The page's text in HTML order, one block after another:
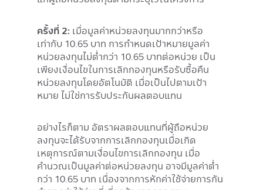
ครั้งที่ 2: เมื่อมูลค่าหน่วยลงทุนมากกว่าหรือ
เท่ากับ 10.65 บาท การกำหนดเป้าหมายมูลค่า
หน่วยลงทุนไม่ต่ำกว่า 10.65 บาทต่อหน่วย เป็น
เพียงเงื่อนไขในการเลิกกองทุนหรือรับซื้อคืน
หน่วยลงทุนโดยอัตโนมัติ เมื่อเป็นไปตามเป้า
หมาย ไม่ใช่การรับประกันผลตอบแทน
อย่างไรก็ตาม อัตราผลตอบแทนที่ผู้ถือหน่วย
ลงทุนจะได้รับจากการเลิกกองทุนเมื่อเกิด
เหตุการณ์ตามเงื่อนไขการเลิกกองทุน เมื่อ
คำนวณเป็นมูลค่าต่อหน่วยลงทุน อาจมีมูลค่าต่ำ
กว่า 10.65 บาท เนื่องจากการหักค่าใช้จ่ายการกัน